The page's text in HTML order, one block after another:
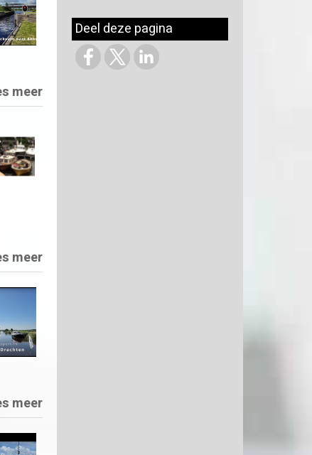
meer
meer
meer
Deel deze pagina